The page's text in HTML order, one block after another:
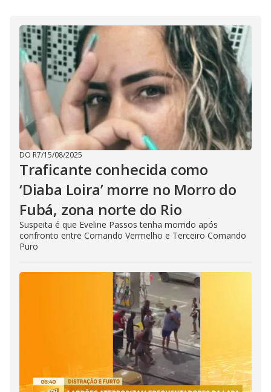
i
d
e
o
DO R7/15/08/2025
Traficante conhecida como
‘Diaba Loira’ morre no Morro do
Fubá, zona norte do Rio
Suspeita é que Eveline Passos tenha morrido após
confronto entre Comando Vermelho e Terceiro Comando
Puro